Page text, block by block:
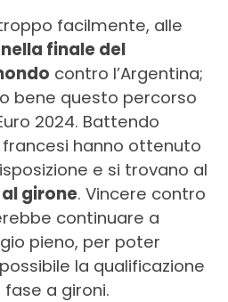
facilmente, alle
finale del
contro l’Argentina;
bene questo percorso
2024. Battendo
francesi hanno ottenuto
e si trovano al
girone. Vincere contro
continuare a
pieno, per poter
la qualificazione
a gironi.